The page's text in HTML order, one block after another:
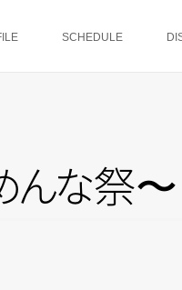
SCHEDULE
んな祭〜